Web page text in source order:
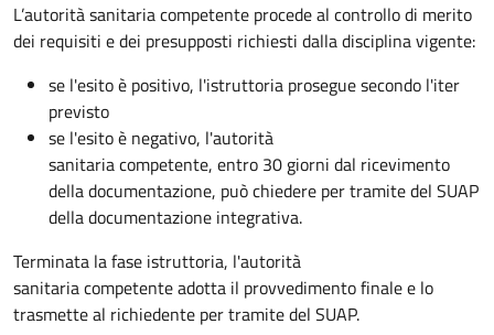
L’autorità sanitaria competente procede al controllo di merito
dei requisiti e dei presupposti richiesti dalla disciplina vigente:
se l'esito è positivo, l'istruttoria prosegue secondo l'iter
previsto
se l'esito è negativo, l'autorità
sanitaria competente, entro 30 giorni dal ricevimento
della documentazione, può chiedere per tramite del SUAP
della documentazione integrativa.
Terminata la fase istruttoria, l'autorità
sanitaria competente adotta il provvedimento finale e lo
trasmette al richiedente per tramite del SUAP.